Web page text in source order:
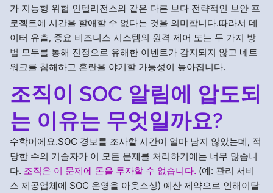
가 지능형 위협 인텔리전스와 같은 다른 보다 전략적인 보안 프
로젝트에 시간을 할애할 수 없다는 것을 의미합니다.따라서 데
이터 유출, 중요 비즈니스 시스템의 원격 제어 또는 두 가지 방
법 모두를 통해 진정으로 유해한 이벤트가 감지되지 않고 네트
워크를 침해하고 혼란을 야기할 가능성이 높아집니다.
조직이 SOC 알림에 압도되
는 이유는 무엇일까요?
수학이에요.SOC 경보를 조사할 시간이 얼마 남지 않았는데, 적
당한 수의 기술자가 이 모든 문제를 처리하기에는 너무 많습니
다. 조직은 이 문제에 돈을 투자할 수 없습니다. (예: 관리 서비
스 제공업체에 SOC 운영을 아웃소싱) 예산 제약으로 인해이탈